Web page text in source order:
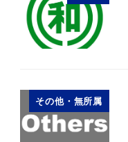
その他・無所属